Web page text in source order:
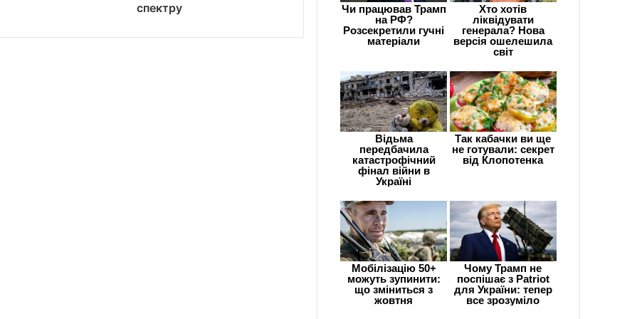
спектру